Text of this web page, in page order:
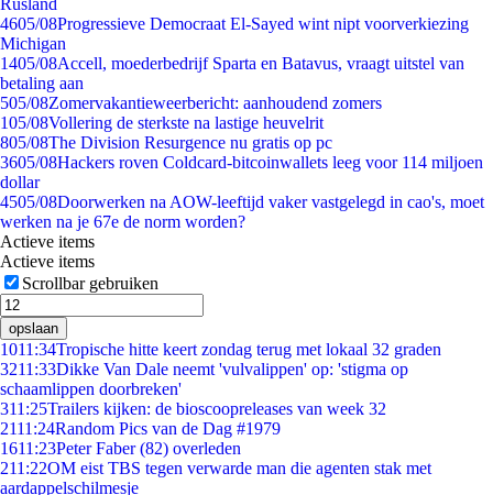
Rusland
4605/08Progressieve Democraat El-Sayed wint nipt voorverkiezing
Michigan
1405/08Accell, moederbedrijf Sparta en Batavus, vraagt uitstel van
betaling aan
505/08Zomervakantieweerbericht: aanhoudend zomers
105/08Vollering de sterkste na lastige heuvelrit
805/08The Division Resurgence nu gratis op pc
3605/08Hackers roven Coldcard-bitcoinwallets leeg voor 114 miljoen
dollar
4505/08Doorwerken na AOW-leeftijd vaker vastgelegd in cao's, moet
werken na je 67e de norm worden?
Actieve items
Actieve items
Scrollbar gebruiken
opslaan
1011:34Tropische hitte keert zondag terug met lokaal 32 graden
3211:33Dikke Van Dale neemt 'vulvalippen' op: 'stigma op
schaamlippen doorbreken'
311:25Trailers kijken: de bioscoopreleases van week 32
2111:24Random Pics van de Dag #1979
1611:23Peter Faber (82) overleden
211:22OM eist TBS tegen verwarde man die agenten stak met
aardappelschilmesje